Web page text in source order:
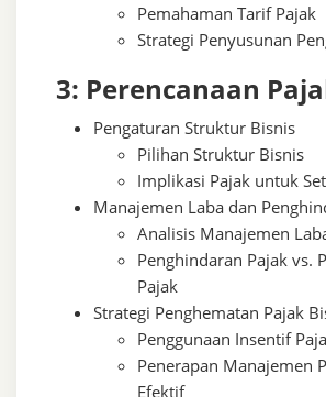
Pemahaman Tarif Pajak
Strategi Penyusunan
3: Perencanaan
Pengaturan Struktur Bisnis
Pilihan Struktur Bisnis
Implikasi Pajak untuk
Manajemen Laba dan
Analisis Manajemen
Penghindaran Pajak vs.
Pajak
Strategi Penghematan Pajak
Penggunaan Insentif
Penerapan Manajemen
Efektif